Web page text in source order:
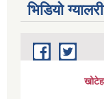
भिडियाे ग्यालरी